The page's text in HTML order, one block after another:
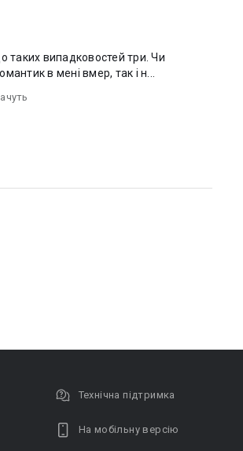
таких випадковостей три. Чи
в мені вмер, так і н...
Технічна підтримка
На мобільну версію